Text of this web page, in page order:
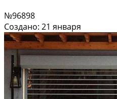
№96898
Создано: 21 января